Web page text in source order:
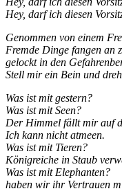
Hey, darf ich diesen
Genommen von einem
Fremde Dinge fangen an
gelockt in den
Stell mir ein Bein und
Was ist mit gestern?
Was ist mit Seen?
Der Himmel fällt mir auf
Ich kann nicht atmeen.
Was ist mit Tieren?
Königreiche in Staub
Was ist mit Elephanten?
haben wir ihr Vertrauen